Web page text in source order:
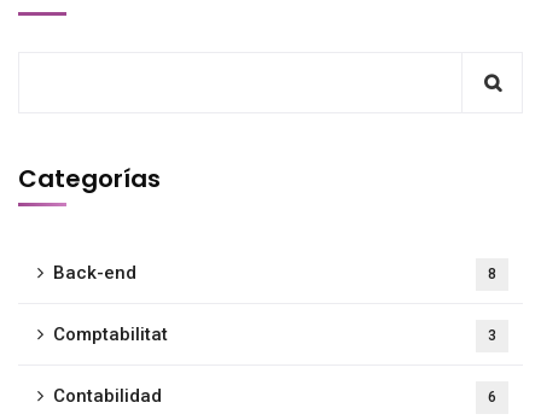
Categorías
Back-end 8
Comptabilitat 3
Contabilidad 6